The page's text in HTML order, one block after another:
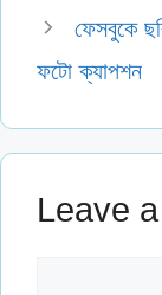
ফেসবুকে
ফটো ক্যাপশন
Leave